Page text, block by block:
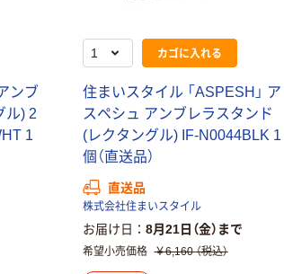
ンブ
ル) 2
1
カゴに入れる
住まいスタイル 「ASPESH」 ア
スペシュ アンブレラスタンド
(レクタングル) IF-N0044BLK 1
個（直送品）
直送品
株式会社住まいスタイル
お届け日 8月21日（金）まで
希望小売価格 ￥6,160 （税込）